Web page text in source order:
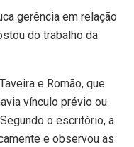
gerência em relação
do trabalho da
e Romão, que
vínculo prévio ou
o escritório, a
e observou as